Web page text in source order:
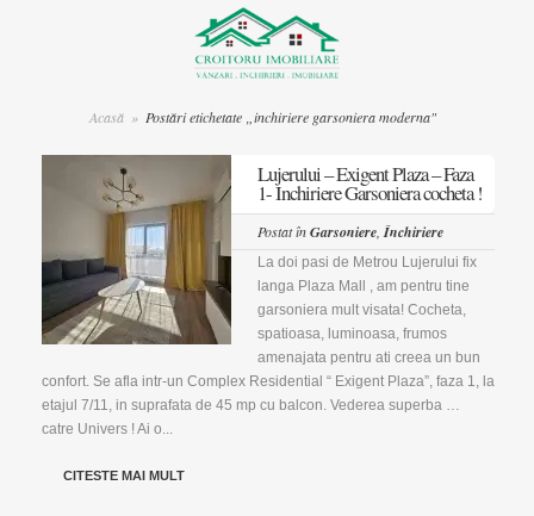
Acasă » Postări etichetate „inchiriere garsoniera moderna"
Lujerului – Exigent Plaza – Faza
1- Inchiriere Garsoniera cocheta !
Postat înGarsoniere, Închiriere
La doi pasi de Metrou Lujerului fix
langa Plaza Mall , am pentru tine
garsoniera mult visata! Cocheta,
spatioasa, luminoasa, frumos
amenajata pentru ati creea un bun
confort. Se afla intr-un Complex Residential “ Exigent Plaza”, faza 1, la
etajul 7/11, in suprafata de 45 mp cu balcon. Vederea superba …
catre Univers ! Ai o...
CITESTE MAI MULT